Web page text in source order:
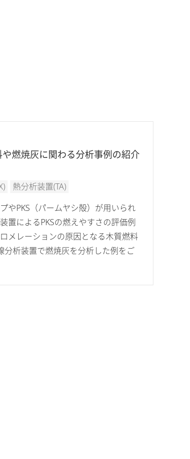
燃焼灰に関わる分析事例の紹介
熱分析装置(TA)
やPKS（パームヤシ殻）が用いられ
置によるPKSの燃えやすさの評価例
メレーションの原因となる木質燃料
分析装置で燃焼灰を分析した例をご